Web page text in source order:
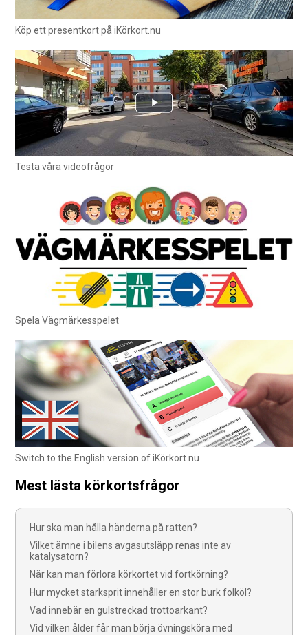
Köp ett presentkort på iKörkort.nu
Testa våra videofrågor
Spela Vägmärkesspelet
Switch to the English version of iKörkort.nu
Mest lästa körkortsfrågor
Hur ska man hålla händerna på ratten?
Vilket ämne i bilens avgasutsläpp renas inte av
katalysatorn?
När kan man förlora körkortet vid fortkörning?
Hur mycket starksprit innehåller en stor burk folköl?
Vad innebär en gulstreckad trottoarkant?
Vid vilken ålder får man börja övningsköra med